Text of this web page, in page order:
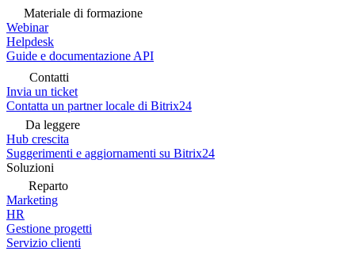
Materiale di formazione
Webinar
Helpdesk
Guide e documentazione API
Contatti
Invia un ticket
Contatta un partner locale di Bitrix24
Da leggere
Hub crescita
Suggerimenti e aggiornamenti su Bitrix24
Soluzioni
Reparto
Marketing
HR
Gestione progetti
Servizio clienti